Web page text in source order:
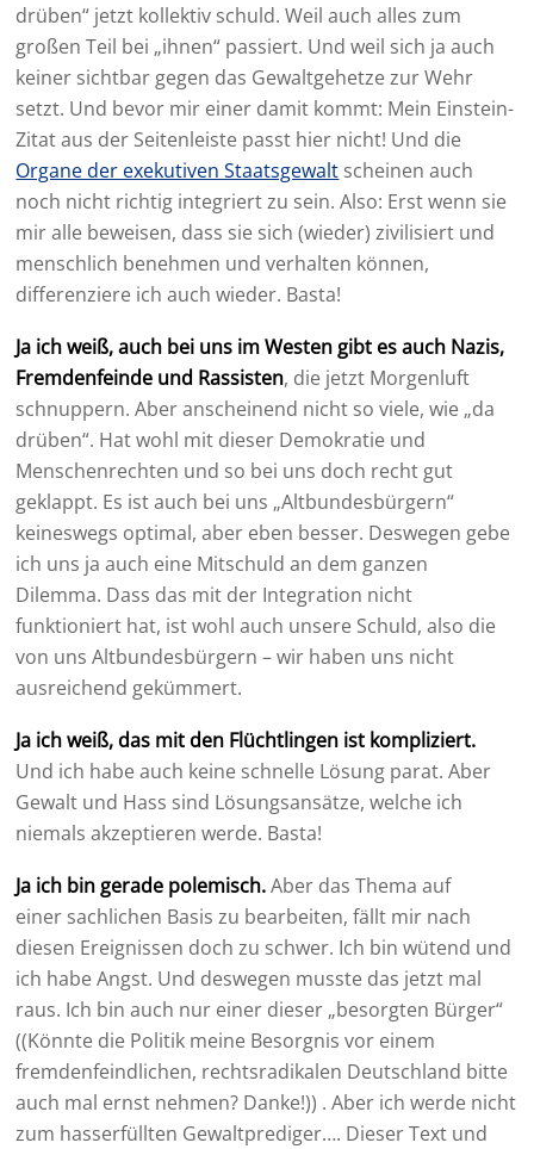
drüben“ jetzt kollektiv schuld. Weil auch alles zum
großen Teil bei „ihnen“ passiert. Und weil sich ja auch
keiner sichtbar gegen das Gewaltgehetze zur Wehr
setzt. Und bevor mir einer damit kommt: Mein Einstein-
Zitat aus der Seitenleiste passt hier nicht! Und die
Organe der exekutiven Staatsgewalt scheinen auch
noch nicht richtig integriert zu sein. Also: Erst wenn sie
mir alle beweisen, dass sie sich (wieder) zivilisiert und
menschlich benehmen und verhalten können,
differenziere ich auch wieder. Basta!
Ja ich weiß, auch bei uns im Westen gibt es auch Nazis,
Fremdenfeinde und Rassisten, die jetzt Morgenluft
schnuppern. Aber anscheinend nicht so viele, wie „da
drüben“. Hat wohl mit dieser Demokratie und
Menschenrechten und so bei uns doch recht gut
geklappt. Es ist auch bei uns „Altbundesbürgern“
keineswegs optimal, aber eben besser. Deswegen gebe
ich uns ja auch eine Mitschuld an dem ganzen
Dilemma. Dass das mit der Integration nicht
funktioniert hat, ist wohl auch unsere Schuld, also die
von uns Altbundesbürgern – wir haben uns nicht
ausreichend gekümmert.
Ja ich weiß, das mit den Flüchtlingen ist kompliziert.
Und ich habe auch keine schnelle Lösung parat. Aber
Gewalt und Hass sind Lösungsansätze, welche ich
niemals akzeptieren werde. Basta!
Ja ich bin gerade polemisch.Aber das Thema auf
einer sachlichen Basis zu bearbeiten, fällt mir nach
diesen Ereignissen doch zu schwer. Ich bin wütend und
ich habe Angst. Und deswegen musste das jetzt mal
raus. Ich bin auch nur einer dieser „besorgten Bürger“
((Könnte die Politik meine Besorgnis vor einem
fremdenfeindlichen, rechtsradikalen Deutschland bitte
auch mal ernst nehmen? Danke!)) . Aber ich werde nicht
zum hasserfüllten Gewaltprediger…. Dieser Text und